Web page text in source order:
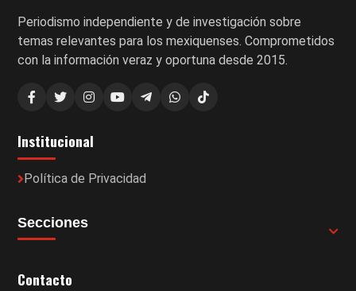
Periodismo independiente y de investigación sobre
temas relevantes para los mexiquenses. Comprometidos
con la información veraz y oportuna desde 2015.
Institucional
Política de Privacidad
Secciones
Contacto